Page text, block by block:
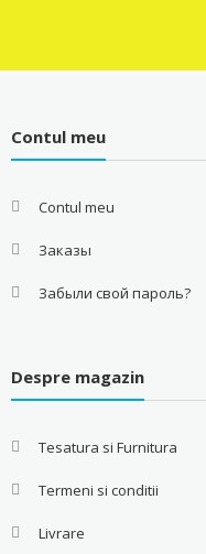
Contul meu
Contul meu
Заказы
Забыли свой пароль?
Despre magazin
Tesatura si Furnitura
Termeni si conditii
Livrare